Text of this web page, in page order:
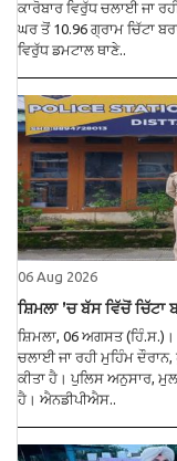
ਕਾਰੋਬਾਰ ਵਿਰੁੱਧ ਚਲਾਈ ਜਾ
ਘਰ ਤੋਂ 10.96 ਗ੍ਰਾਮ ਚਿੱਟਾ
ਵਿਰੁੱਧ ਡਮਟਾਲ ਥਾਣੇ..
06 Aug 2026
ਸ਼ਿਮਲਾ ’ਚ ਬੱਸ ਵਿੱਚੋਂ
ਸ਼ਿਮਲਾ, 06 ਅਗਸਤ (ਹਿੰ.ਸ.)।
ਚਲਾਈ ਜਾ ਰਹੀ ਮੁਹਿੰਮ
ਕੀਤਾ ਹੈ। ਪੁਲਿਸ ਅਨੁਸਾਰ,
ਹੈ। ਐਨਡੀਪੀਐਸ..